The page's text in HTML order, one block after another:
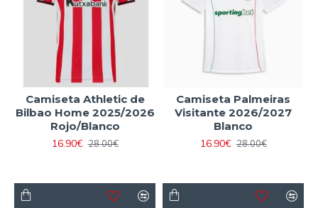
Camiseta Athletic de
Bilbao Home 2025/2026
Rojo/Blanco
16.90€ 28.00€
Camiseta Palmeiras
Visitante 2026/2027
Blanco
16.90€ 28.00€